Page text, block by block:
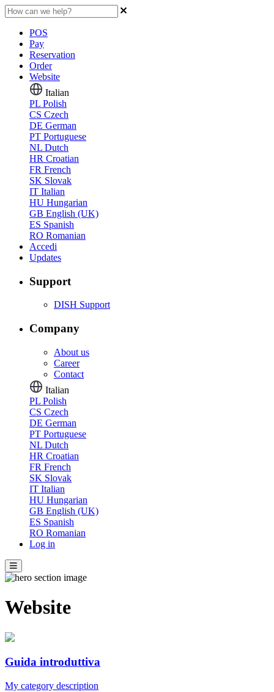
POS
Pay
Reservation
Order
Website
Italian
PL Polish
CS Czech
DE German
PT Portuguese
NL Dutch
HR Croatian
FR French
SK Slovak
IT Italian
HU Hungarian
GB English (UK)
ES Spanish
RO Romanian
Accedi
Updates
Support
DISH Support
Company
About us
Career
Contact
Italian
PL Polish
CS Czech
DE German
PT Portuguese
NL Dutch
HR Croatian
FR French
SK Slovak
IT Italian
HU Hungarian
GB English (UK)
ES Spanish
RO Romanian
Log in
Website
Guida introduttiva
My category description